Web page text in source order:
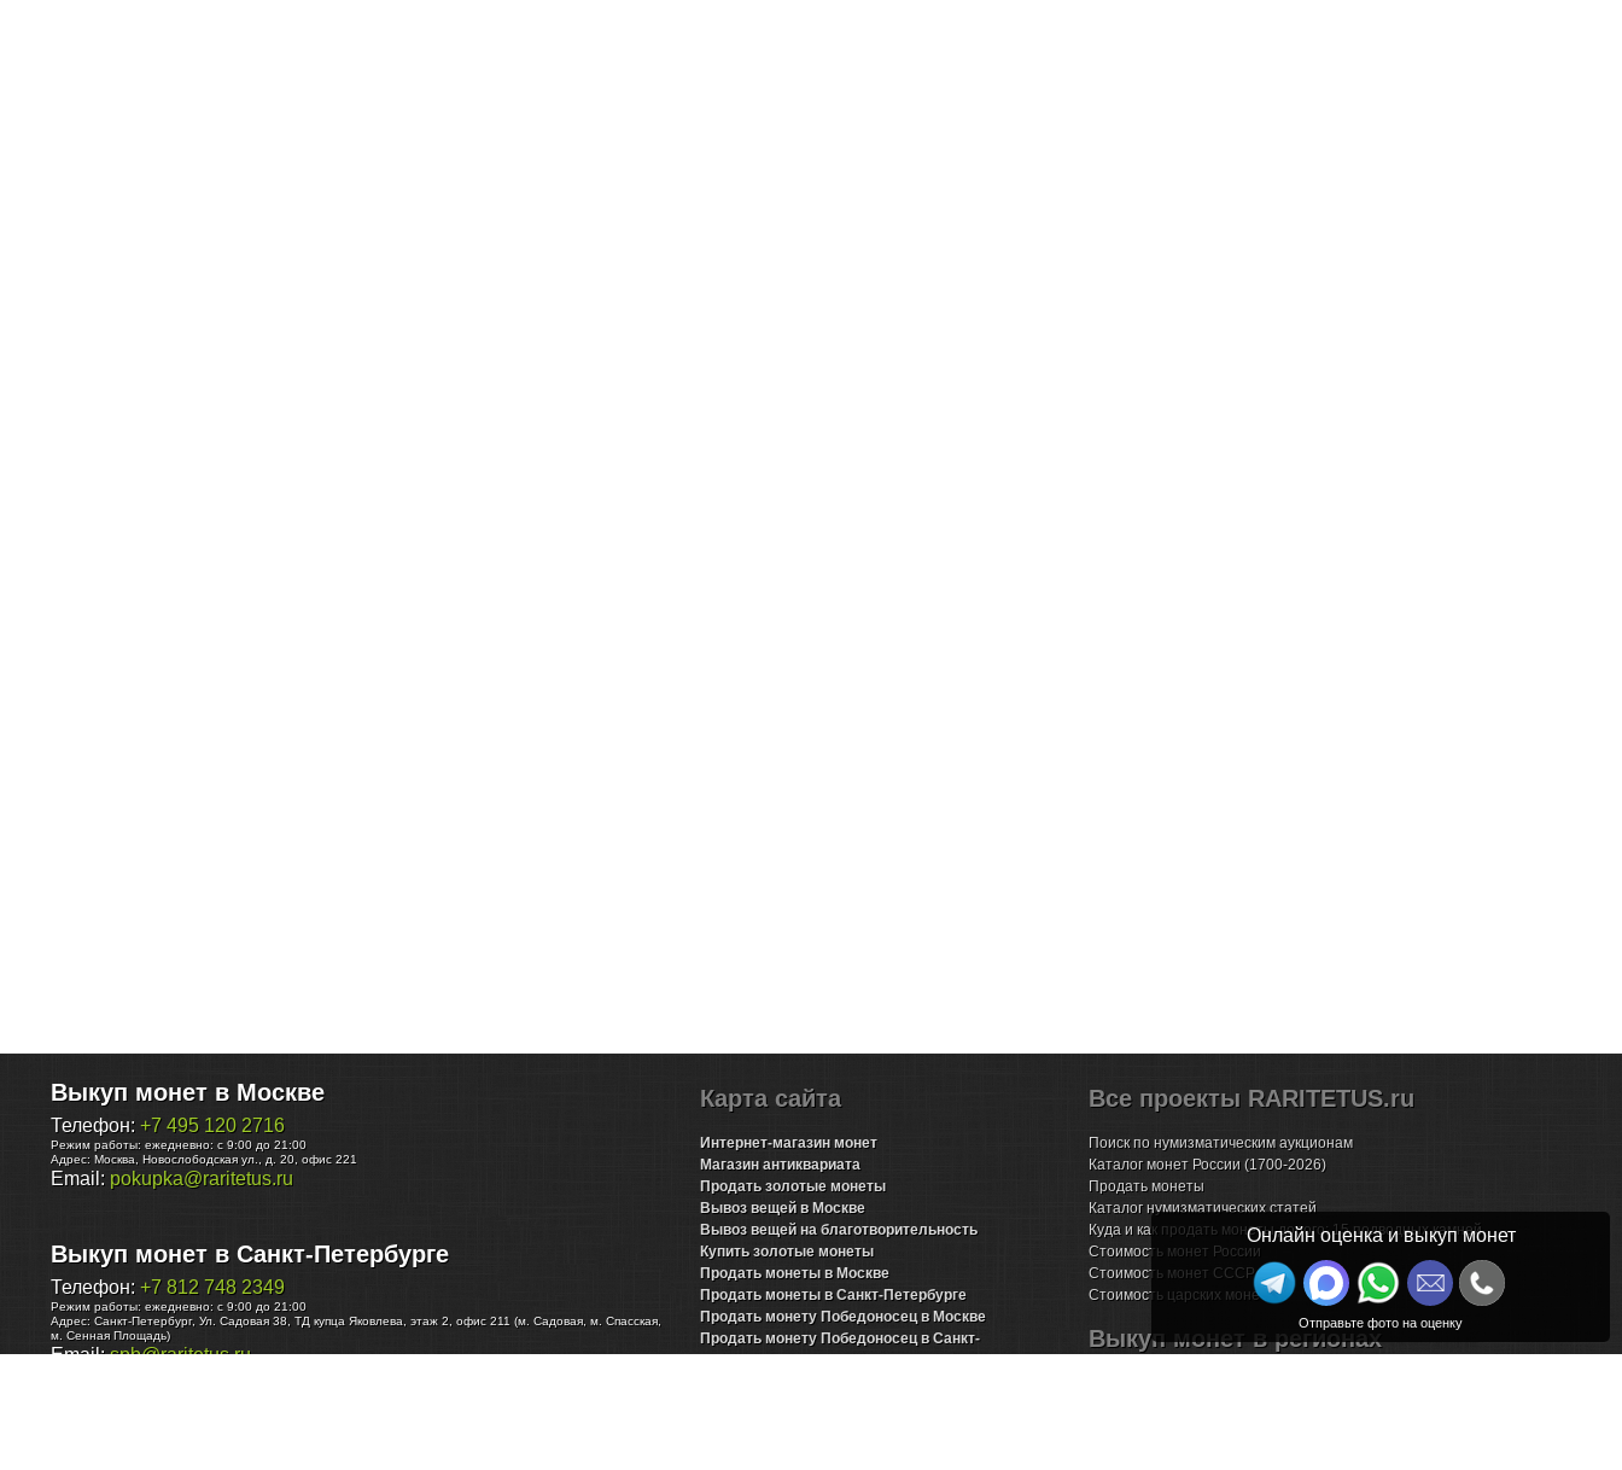
Выкуп монет в Москве
Телефон: +7 495 120 2716
Режим работы: ежедневно: с 9:00 до 21:00
Адрес: Москва Новослободская ул., д. 20, офис 221
Email: pokupka@raritetus.ru
Выкуп монет в Санкт-Петербурге
Телефон: +7 812 748 2349
Режим работы: ежедневно: с 9:00 до 21:00
Адрес: Санкт-Петербург, Ул. Садовая 38, ТД купца Яковлева, этаж 2, офис 211 (м. Садовая, м. Спасская,
м. Сенная Площадь)
Email:spb@raritetus.ru
Карта сайта
Интернет-магазин монет
Магазин антиквариата
Продать золотые монеты
Вывоз вещей в Москве
Вывоз вещей на благотворительность
Купить золотые монеты
Продать монеты в Москве
Продать монеты в Санкт-Петербурге
Продать монету Победоносец в Москве
Продать монету Победоносец в Санкт-
Все проекты RARITETUS.ru
Поиск по нумизматическим аукционам
Каталог монет России (1700-2026)
Продать монеты
Каталог нумизматических статей
Куда и как продать монеты дорого: 15 подводных камней
Стоимость монет России
Стоимость монет СССР
Стоимость царских монет
Выкуп монет в регионах
Онлайн оценка и выкуп монет